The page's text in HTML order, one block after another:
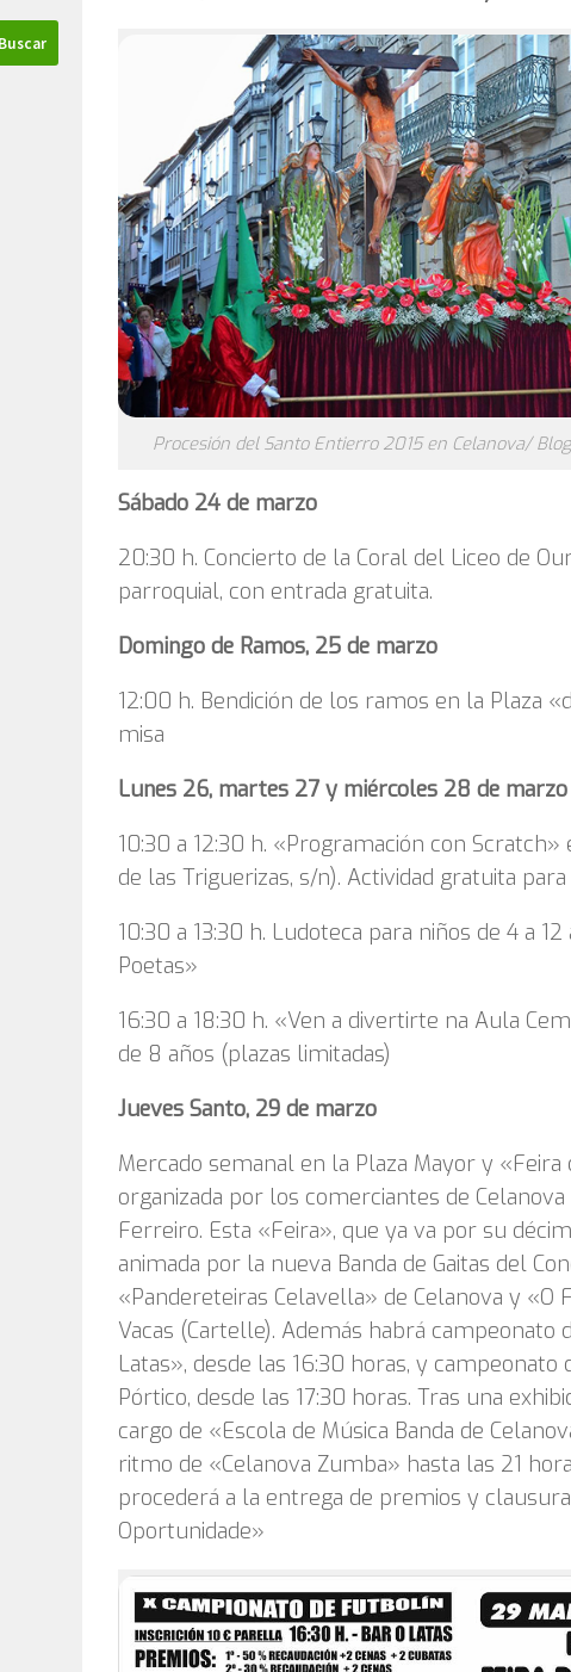
Procesión del Santo Entierro 2015 en Celanova/
Sábado 24 de marzo
20:30 h. Concierto de la Coral del Liceo de
parroquial, con entrada gratuita.
Domingo de Ramos, 25 de marzo
12:00 h. Bendición de los ramos en la Plaza
misa
Lunes 26, martes 27 y miércoles 28 de marzo
10:30 a 12:30 h. «Programación con
de las Triguerizas, s/n). Actividad gratuita
10:30 a 13:30 h. Ludoteca para niños de 4 a
Poetas»
16:30 a 18:30 h. «Ven a divertirte na Aula
de 8 años (plazas limitadas)
Jueves Santo, 29 de marzo
Mercado semanal en la Plaza Mayor y «Feira
organizada por los comerciantes de
Ferreiro. Esta «Feira», que ya va por su
animada por la nueva Banda de Gaitas del
«Pandereteiras Celavella» de Celanova y «O
Vacas (Cartelle). Además habrá campeonato
Latas», desde las 16:30 horas, y
Pórtico, desde las 17:30 horas. Tras una
cargo de «Escola de Música Banda de
ritmo de «Celanova Zumba» hasta las 21
procederá a la entrega de premios y
Oportunidade»